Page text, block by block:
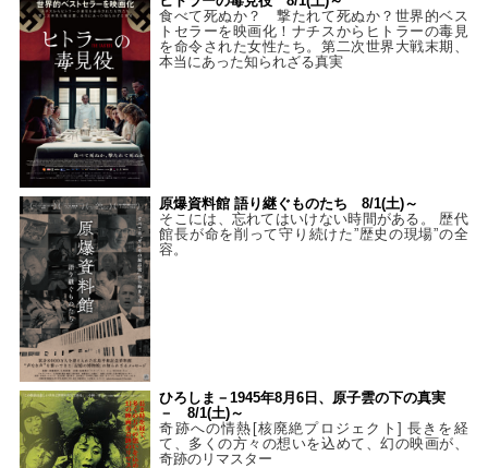
食べて死ぬか？ 撃たれて死ぬか？世界的ベス
トセラーを映画化！ナチスからヒトラーの毒見
を命令された女性たち。第二次世界大戦末期、
本当にあった知られざる真実
原爆資料館 語り継ぐものたち 8/1(土)～
そこには、忘れてはいけない時間がある。 歴代
館長が命を削って守り続けた”歴史の現場”の全
容。
ひろしま－1945年8月6日、原子雲の下の真実
－ 8/1(土)～
奇跡への情熱[核廃絶プロジェクト] 長きを経
て、多くの方々の想いを込めて、幻の映画が、
奇跡のリマスター